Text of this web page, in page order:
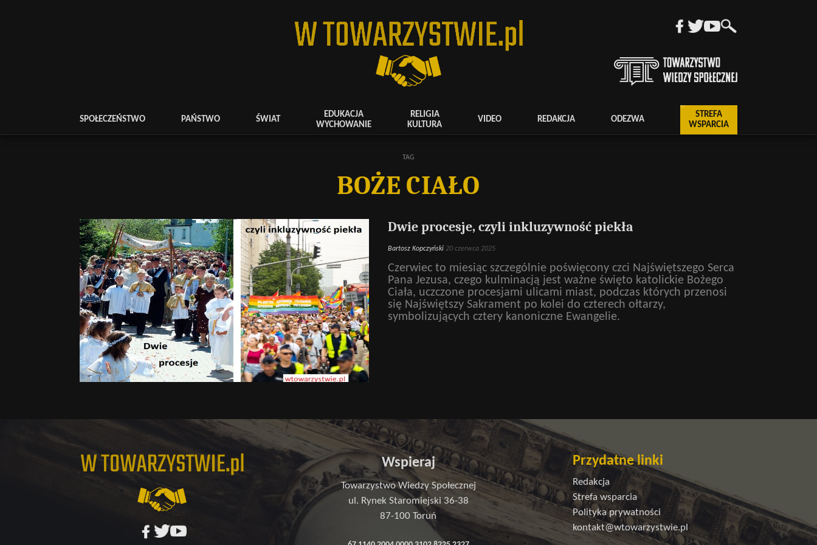
SPOŁECZEŃSTWO PAŃSTWO ŚWIAT
EDUKACJA
WYCHOWANIE
RELIGIA
KULTURA
VIDEO REDAKCJA ODEZWA
STREFA
WSPARCIA
TAG
BOŻE CIAŁO
Dwie procesje, czyli inkluzywność piekła
Bartosz Kopczyński 20 czerwca 2025
Czerwiec to miesiąc szczególnie poświęcony czci Najświętszego Serca
Pana Jezusa, czego kulminacją jest ważne święto katolickie Bożego
Ciała, uczczone procesjami ulicami miast, podczas których przenosi
się Najświętszy Sakrament po kolei do czterech ołtarzy,
symbolizujących cztery kanoniczne Ewangelie.
Wspieraj
Towarzystwo Wiedzy Społecznej
ul. Rynek Staromiejski 36-38
87-100 Toruń
Przydatne linki
Redakcja
Strefa wsparcia
Polityka prywatności
kontakt@wtowarzystwie.pl